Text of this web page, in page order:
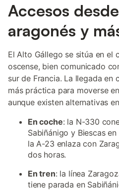
Accesos
aragonés y
El Alto Gállego se sitúa en el
oscense, bien comunicado
sur de Francia. La llegada en
más práctica para moverse
aunque existen alternativas
En coche: la N-330
Sabiñánigo y Biescas
la A-23 enlaza con
dos horas.
En tren: la línea
tiene parada en